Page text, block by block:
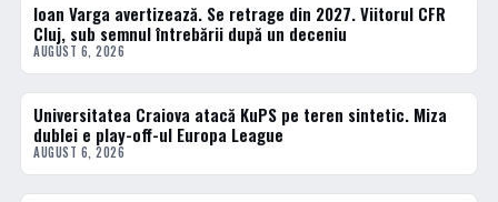
FOTBAL INTERN
Ioan Varga avertizează. Se retrage din 2027. Viitorul CFR
Cluj, sub semnul întrebării după un deceniu
AUGUST 6, 2026
FOTBAL INTERN
Universitatea Craiova atacă KuPS pe teren sintetic. Miza
dublei e play-off-ul Europa League
AUGUST 6, 2026